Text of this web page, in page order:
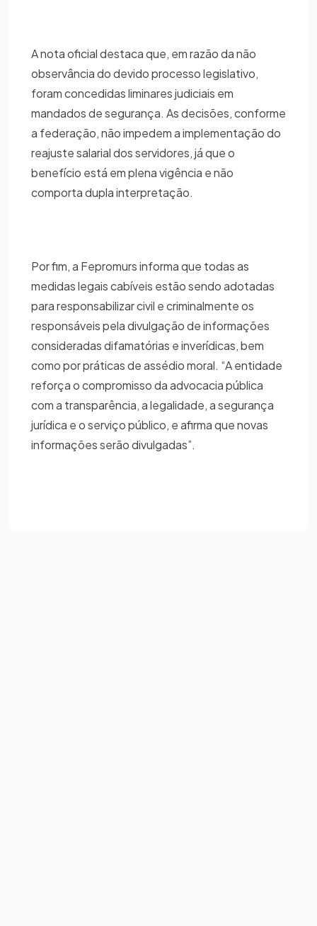
A nota oficial destaca que, em razão da não
observância do devido processo legislativo,
foram concedidas liminares judiciais em
mandados de segurança. As decisões, conforme
a federação, não impedem a implementação do
reajuste salarial dos servidores, já que o
benefício está em plena vigência e não
comporta dupla interpretação.
Por fim, a Fepromurs informa que todas as
medidas legais cabíveis estão sendo adotadas
para responsabilizar civil e criminalmente os
responsáveis pela divulgação de informações
consideradas difamatórias e inverídicas, bem
como por práticas de assédio moral. “A entidade
reforça o compromisso da advocacia pública
com a transparência, a legalidade, a segurança
jurídica e o serviço público, e afirma que novas
informações serão divulgadas”.